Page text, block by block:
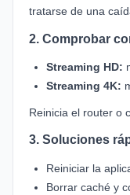
tratarse de una
2. Comprobar
Streaming HD:
Streaming 4K:
Reinicia el router o
3. Soluciones
Reiniciar la
Borrar caché y